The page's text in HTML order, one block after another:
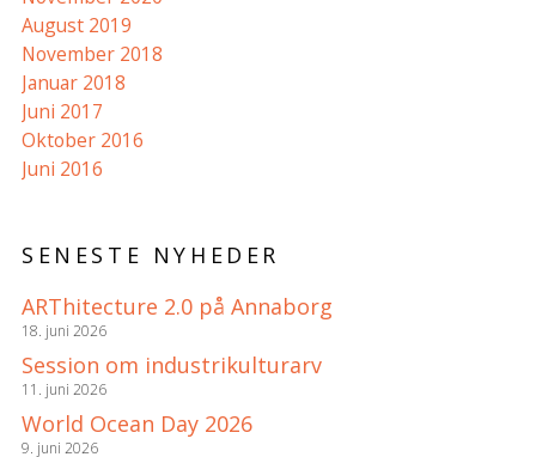
August 2019
November 2018
Januar 2018
Juni 2017
Oktober 2016
Juni 2016
SENESTE NYHEDER
ARThitecture 2.0 på Annaborg
18. juni 2026
Session om industrikulturarv
11. juni 2026
World Ocean Day 2026
9. juni 2026